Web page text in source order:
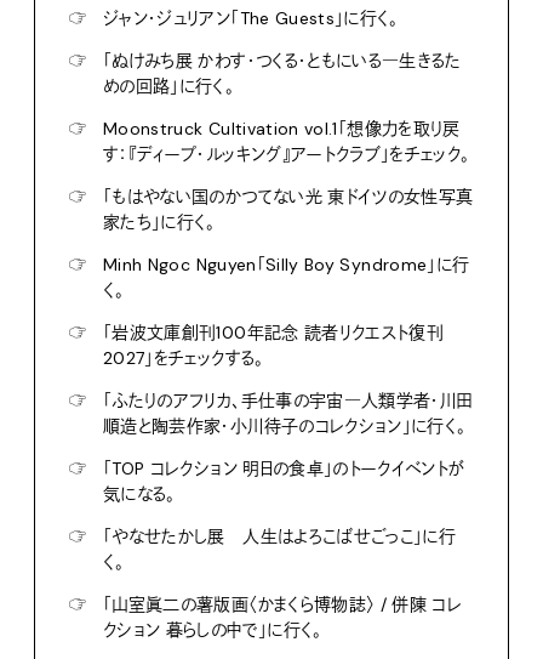
☞
ジャン・ジュリアン「The Guests」に行く。
☞
「ぬけみち展 かわす・つくる・ともにいる―生きるた
めの回路」に行く。
☞
Moonstruck Cultivation vol.1「想像力を取り戻
す：『ディープ・ルッキング』アートクラブ」をチェック。
☞
「もはやない国のかつてない光 東ドイツの女性写真
家たち」に行く。
☞
Minh Ngoc Nguyen「Silly Boy Syndrome」に行
く。
☞
「岩波文庫創刊100年記念 読者リクエスト復刊
2027」をチェックする。
☞
「ふたりのアフリカ、手仕事の宇宙―人類学者・川田
順造と陶芸作家・小川待子のコレクション」に行く。
☞
「TOP コレクション 明日の食卓」のトークイベントが
気になる。
☞
「やなせたかし展 人生はよろこばせごっこ」に行
く。
☞
「山室眞二の薯版画〈かまくら博物誌〉 / 併陳 コレ
クション 暮らしの中で」に行く。